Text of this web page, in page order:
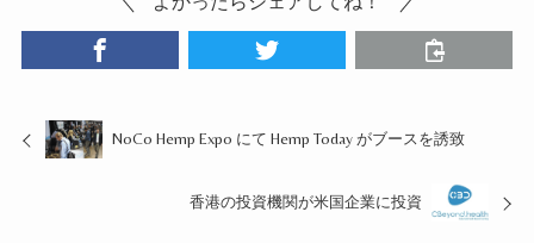
NoCo Hemp Expo にて Hemp Today がブースを誘致
香港の投資機関が米国企業に投資